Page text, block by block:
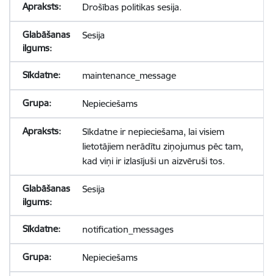
Drošības politikas sesija.
Sesija
maintenance_message
Nepieciešams
Sīkdatne ir nepieciešama, lai visiem
lietotājiem nerādītu ziņojumus pēc tam,
kad viņi ir izlasījuši un aizvēruši tos.
Sesija
notification_messages
Nepieciešams